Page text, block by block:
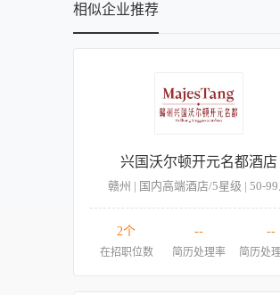
相似企业推荐
兴国沃尔顿开元名都酒店
赣州 | 国内高端酒店/5星级 | 50-99
2个
在招职位数
--
简历处理率
--
简历处